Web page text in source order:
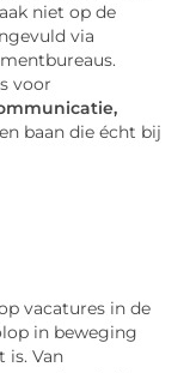
niet op de
via
voor
baan die écht bij
vacatures in de
in beweging
is. Van